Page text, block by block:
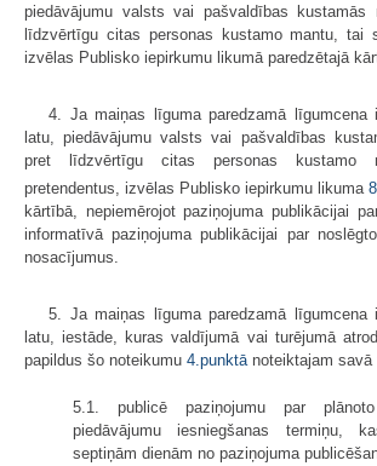
piedāvājumu valsts vai pašvaldības kustamās
līdzvērtīgu citas personas kustamo mantu, tai
izvēlas Publisko iepirkumu likumā paredzētajā
4. Ja maiņas līguma paredzamā līgumcena
latu, piedāvājumu valsts vai pašvaldības
pret līdzvērtīgu citas personas kustamo
pretendentus, izvēlas Publisko iepirkumu likuma
kārtībā, nepiemērojot paziņojuma publikācijai
informatīvā paziņojuma publikācijai par
nosacījumus.
5. Ja maiņas līguma paredzamā līgumcena
latu, iestāde, kuras valdījumā vai turējumā
papildus šo noteikumu 4.punktānoteiktajam savā
5.1. publicē paziņojumu par
piedāvājumu iesniegšanas termiņu,
septiņām dienām no paziņojuma